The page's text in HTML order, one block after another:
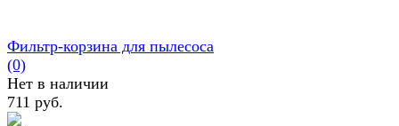
Фильтр-корзина для пылесоса
(0)
Нет в наличии
711 руб.